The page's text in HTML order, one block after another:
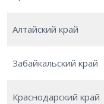
Алтайский край
Забайкальский край
Краснодарский край